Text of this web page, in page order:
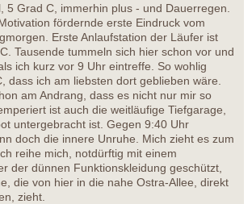
5 Grad C, immerhin plus - und Dauerregen.
fördernde erste Eindruck vom
Erste Anlaufstation der Läufer ist
Tausende tummeln sich hier schon vor und
ich kurz vor 9 Uhr eintreffe. So wohlig
dass ich am liebsten dort geblieben wäre.
am Andrang, dass es nicht nur mir so
ist auch die weitläufige Tiefgarage,
untergebracht ist. Gegen 9:40 Uhr
doch die innere Unruhe. Mich zieht es zum
reihe mich, notdürftig mit einem
der dünnen Funktionskleidung geschützt,
die von hier in die nahe Ostra-Allee, direkt
zieht.